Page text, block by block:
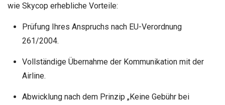
wie Skycop erhebliche Vorteile:
Prüfung Ihres Anspruchs nach EU-Verordnung
261/2004.
Vollständige Übernahme der Kommunikation mit der
Airline.
Abwicklung nach dem Prinzip „Keine Gebühr bei